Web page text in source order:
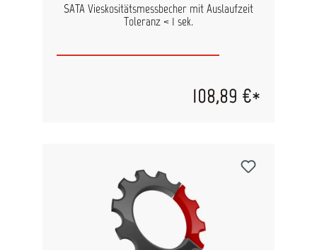
SATA Vieskositätsmessbecher mit Auslaufzeit
Toleranz < 1 sek.
108,89 €*